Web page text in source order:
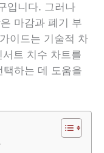
입니다. 그러나
마감과 폐기 부
이드는 기술적 차
트 치수 차트를
하는 데 도움을